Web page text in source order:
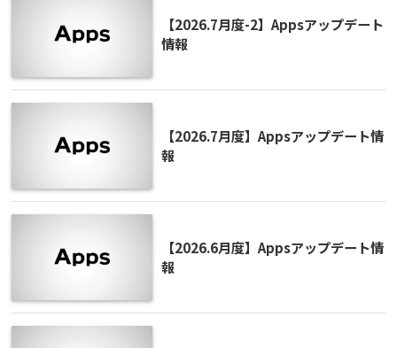
【2026.7月度-2】Appsアップデート
情報
【2026.7月度】Appsアップデート情
報
【2026.6月度】Appsアップデート情
報